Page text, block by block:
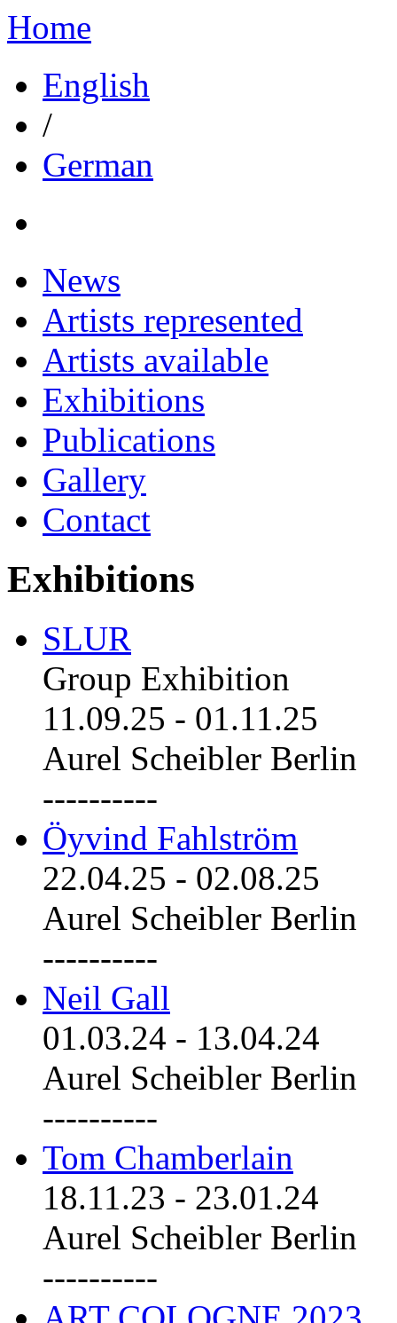
Home
English
/
German
News
Artists represented
Artists available
Exhibitions
Publications
Gallery
Contact
Exhibitions
SLUR
Group Exhibition
11.09.25 - 01.11.25
Aurel Scheibler Berlin
----------
Öyvind Fahlström
22.04.25 - 02.08.25
Aurel Scheibler Berlin
----------
Neil Gall
01.03.24 - 13.04.24
Aurel Scheibler Berlin
----------
Tom Chamberlain
18.11.23 - 23.01.24
Aurel Scheibler Berlin
----------